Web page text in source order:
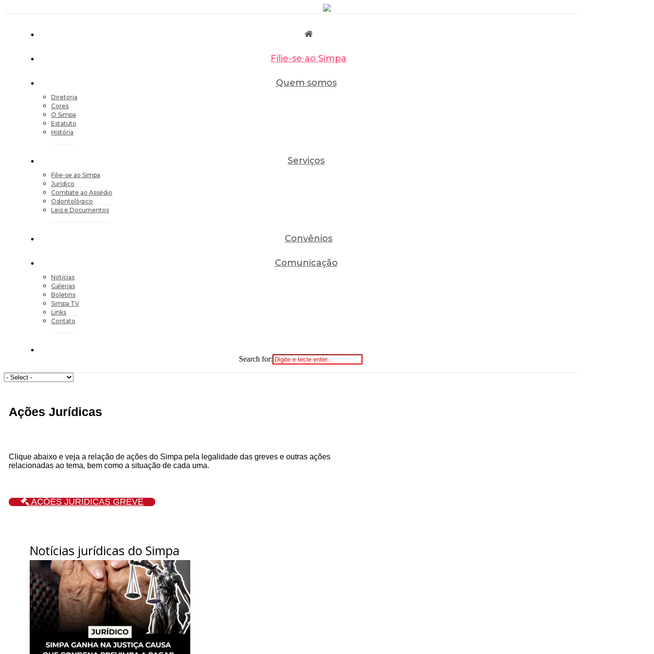
Filie-se ao Simpa
Quem somos
Diretoria
Cores
O Simpa
Estatuto
História
Serviços
Filie-se ao Simpa
Jurídico
Combate ao Assédio
Odontológico
Leis e Documentos
Convênios
Comunicação
Notícias
Galerias
Boletins
Simpa TV
Links
Contato
Search for:
Ações Jurídicas
Clique abaixo e veja a relação de ações do Simpa pela legalidade das greves e outras ações
relacionadas ao tema, bem como a situação de cada uma.
AÇÕES JURÍDICAS GREVE
Notícias jurídicas do Simpa